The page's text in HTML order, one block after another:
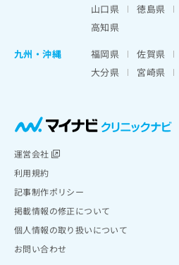
山口県
徳島県
高知県
九州・沖縄
福岡県 佐賀県
大分県
宮崎県
運営会社
利用規約
記事制作ポリシー
掲載情報の修正について
個人情報の取り扱いについて
お問い合わせ